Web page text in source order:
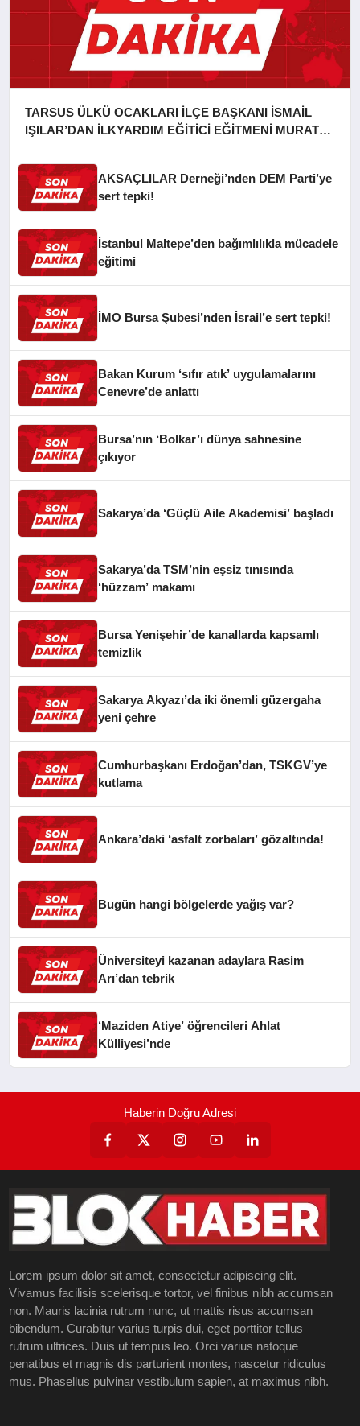
TARSUS ÜLKÜ OCAKLARI İLÇE BAŞKANI İSMAİL
IŞILAR’DAN İLKYARDIM EĞİTİCİ EĞİTMENİ MURAT
AKSAÇLILAR Derneği’nden DEM Parti’ye
sert tepki!
İstanbul Maltepe’den bağımlılıkla mücadele
eğitimi
İMO Bursa Şubesi’nden İsrail’e sert tepki!
Bakan Kurum ‘sıfır atık’ uygulamalarını
Cenevre’de anlattı
Bursa’nın ‘Bolkar’ı dünya sahnesine
çıkıyor
Sakarya’da ‘Güçlü Aile Akademisi’ başladı
Sakarya’da TSM’nin eşsiz tınısında
‘hüzzam’ makamı
Bursa Yenişehir’de kanallarda kapsamlı
temizlik
Sakarya Akyazı’da iki önemli güzergaha
yeni çehre
Cumhurbaşkanı Erdoğan’dan, TSKGV’ye
kutlama
Ankara’daki ‘asfalt zorbaları’ gözaltında!
Bugün hangi bölgelerde yağış var?
Üniversiteyi kazanan adaylara Rasim
Arı’dan tebrik
‘Maziden Atiye’ öğrencileri Ahlat
Külliyesi’nde
Haberin Doğru Adresi
Lorem ipsum dolor sit amet, consectetur adipiscing elit.
Vivamus facilisis scelerisque tortor, vel finibus nibh accumsan
non. Mauris lacinia rutrum nunc, ut mattis risus accumsan
bibendum. Curabitur varius turpis dui, eget porttitor tellus
rutrum ultrices. Duis ut tempus leo. Orci varius natoque
penatibus et magnis dis parturient montes, nascetur ridiculus
mus. Phasellus pulvinar vestibulum sapien, at maximus nibh.